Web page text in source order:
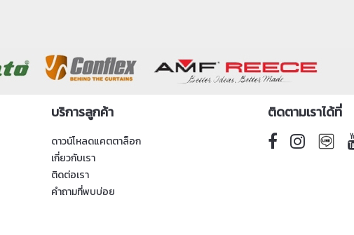
บริการลูกค้า
ดาวน์โหลดแคตตาล็อก
เกี่ยวกับเรา
ติดต่อเรา
คำถามที่พบบ่อย
ติดตามเราได้ที่